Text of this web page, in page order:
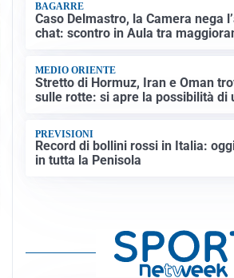
BAGARRE
Caso Delmastro, la Camera nega
chat: scontro in Aula tra
MEDIO ORIENTE
Stretto di Hormuz, Iran e Oman
sulle rotte: si apre la possibilità di
PREVISIONI
Record di bollini rossi in Italia:
in tutta la Penisola